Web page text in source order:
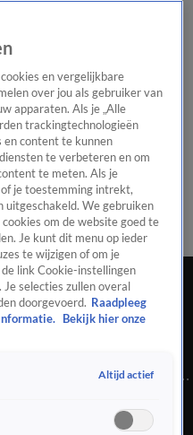
Het beste van Hart
Tip de
Tip de redactiePanelVideo's
Nederland - Ochtend
aflevering is uitgezonden op
en vergelijkbare
over jou als gebruiker van
apparaten. Als je „Alle
trackingtechnologieën
en content te kunnen
te verbeteren en om
te meten. Als je
of je toestemming intrekt,
uitgeschakeld. We gebruiken
om de website goed te
Je kunt dit menu op ieder
te wijzigen of om je
link Cookie-instellingen
selecties zullen overal
doorgevoerd. Raadpleeg
Bekijk hier onze
Altijd actief